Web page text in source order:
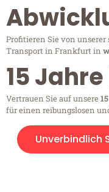
Profitieren Sie von
Transport in Frankfurt in
15
Vertrauen Sie auf unsere
für einen reibungslosen
Unverbindlich